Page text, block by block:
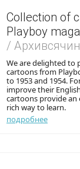
Collection of
Playboy
/
We are delighted to
cartoons from
to 1953 and 1954.
improve their
cartoons provide an
rich way to learn.
подробнее